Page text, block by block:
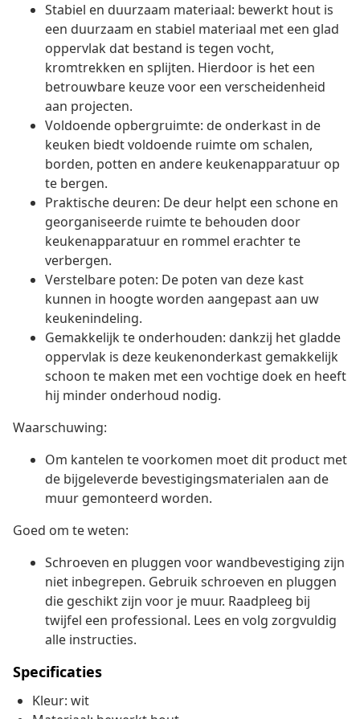
Stabiel en duurzaam materiaal: bewerkt hout is
een duurzaam en stabiel materiaal met een glad
oppervlak dat bestand is tegen vocht,
kromtrekken en splijten. Hierdoor is het een
betrouwbare keuze voor een verscheidenheid
aan projecten.
Voldoende opbergruimte: de onderkast in de
keuken biedt voldoende ruimte om schalen,
borden, potten en andere keukenapparatuur op
te bergen.
Praktische deuren: De deur helpt een schone en
georganiseerde ruimte te behouden door
keukenapparatuur en rommel erachter te
verbergen.
Verstelbare poten: De poten van deze kast
kunnen in hoogte worden aangepast aan uw
keukenindeling.
Gemakkelijk te onderhouden: dankzij het gladde
oppervlak is deze keukenonderkast gemakkelijk
schoon te maken met een vochtige doek en heeft
hij minder onderhoud nodig.
Waarschuwing:
Om kantelen te voorkomen moet dit product met
de bijgeleverde bevestigingsmaterialen aan de
muur gemonteerd worden.
Goed om te weten:
Schroeven en pluggen voor wandbevestiging zijn
niet inbegrepen. Gebruik schroeven en pluggen
die geschikt zijn voor je muur. Raadpleeg bij
twijfel een professional. Lees en volg zorgvuldig
alle instructies.
Specificaties
Kleur: wit